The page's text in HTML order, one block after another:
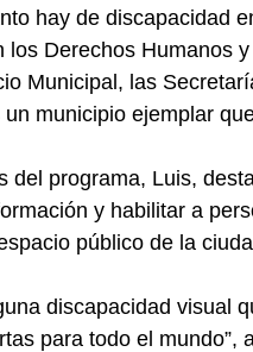
hay de discapacidad
Derechos Humanos
Municipal, las
municipio ejemplar
del programa, Luis,
y habilitar a
público de la
discapacidad visual
para todo el mundo”,